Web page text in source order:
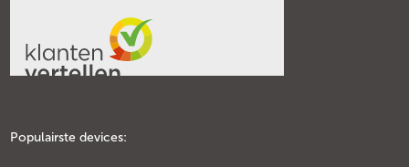
Populairste devices: